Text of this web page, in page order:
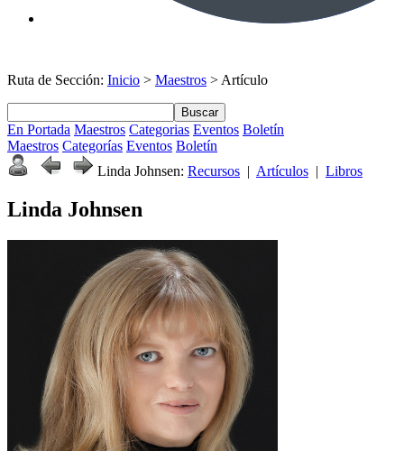
Ruta de Sección: Inicio > Maestros > Artículo
Buscar
En Portada Maestros Categorias Eventos Boletín
Maestros Categorías Eventos Boletín
Linda Johnsen: Recursos | Artículos | Libros
Linda Johnsen